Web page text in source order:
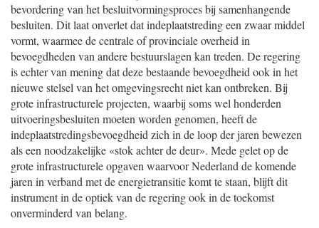
bevordering van het besluitvormingsproces bij samenhangende
besluiten. Dit laat onverlet dat indeplaatstreding een zwaar middel
vormt, waarmee de centrale of provinciale overheid in
bevoegdheden van andere bestuurslagen kan treden. De regering
is echter van mening dat deze bestaande bevoegdheid ook in het
nieuwe stelsel van het omgevingsrecht niet kan ontbreken. Bij
grote infrastructurele projecten, waarbij soms wel honderden
uitvoeringsbesluiten moeten worden genomen, heeft de
indeplaatstredingsbevoegdheid zich in de loop der jaren bewezen
als een noodzakelijke «stok achter de deur». Mede gelet op de
grote infrastructurele opgaven waarvoor Nederland de komende
jaren in verband met de energietransitie komt te staan, blijft dit
instrument in de optiek van de regering ook in de toekomst
onverminderd van belang.